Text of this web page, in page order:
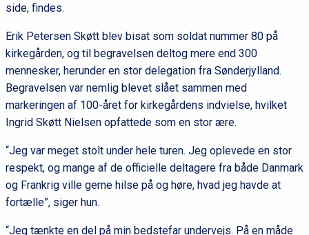
side, findes.
Erik Petersen Skøtt blev bisat som soldat nummer 80 på
kirkegården, og til begravelsen deltog mere end 300
mennesker, herunder en stor delegation fra Sønderjylland.
Begravelsen var nemlig blevet slået sammen med
markeringen af 100-året for kirkegårdens indvielse, hvilket
Ingrid Skøtt Nielsen opfattede som en stor ære.
“Jeg var meget stolt under hele turen. Jeg oplevede en stor
respekt, og mange af de officielle deltagere fra både Danmark
og Frankrig ville gerne hilse på og høre, hvad jeg havde at
fortælle”, siger hun.
“Jeg tænkte en del på min bedstefar undervejs. På en måde